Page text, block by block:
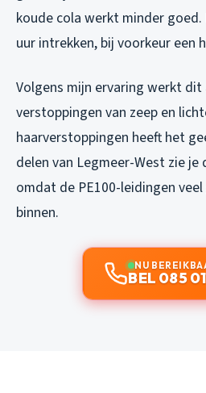
koude cola werkt minder
uur intrekken, bij voorkeur een
Volgens mijn ervaring werkt
verstoppingen van zeep en
haarverstoppingen heeft het
delen van Legmeer-West zie
omdat de PE100-leidingen
binnen.
NU
BEL 085